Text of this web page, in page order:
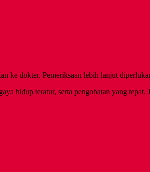
ke dokter. Pemeriksaan lebih lanjut
hidup teratur, serta pengobatan yang